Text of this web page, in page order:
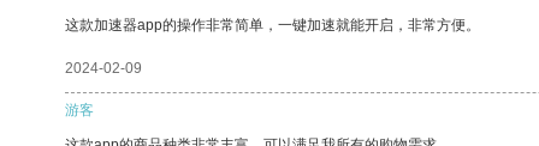
这款加速器app的操作非常简单，一键加速就能开启，非常方便。
2024-02-09
游客